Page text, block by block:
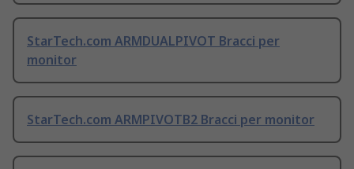
StarTech.com ARMDUALPIVOT Bracci per
monitor
StarTech.com ARMPIVOTB2 Bracci per monitor